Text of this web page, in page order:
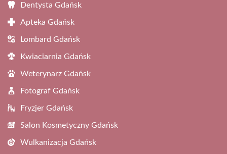
Dentysta Gdańsk
Apteka Gdańsk
Lombard Gdańsk
Kwiaciarnia Gdańsk
Weterynarz Gdańsk
Fotograf Gdańsk
Fryzjer Gdańsk
Salon Kosmetyczny Gdańsk
Wulkanizacja Gdańsk